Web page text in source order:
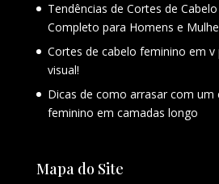
Tendências de Cortes de
Completo para Homens e
Cortes de cabelo feminino em v
visual!
Dicas de como arrasar com um
feminino em camadas longo
Mapa do Site